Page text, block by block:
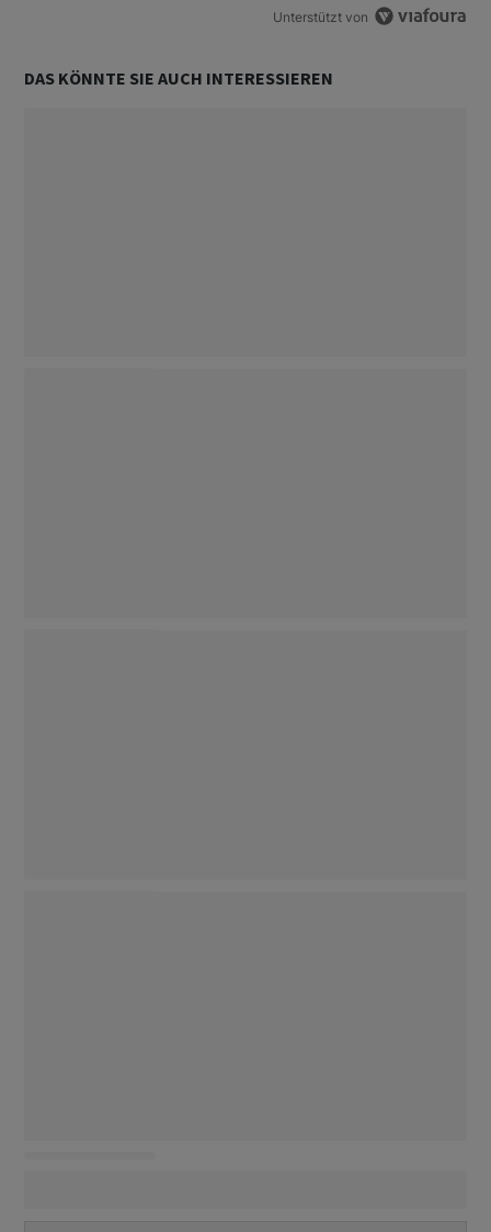
Unterstützt von
DAS KÖNNTE SIE AUCH INTERESSIEREN